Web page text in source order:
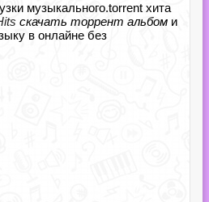
музыкального.torrent хита
скачать торрент альбом и
в онлайне без